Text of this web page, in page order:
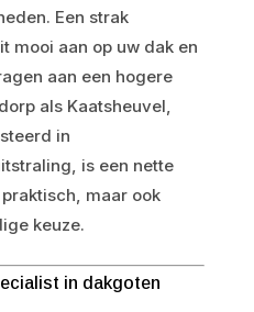
Een strak
mooi aan op uw dak en
aan een hogere
als Kaatsheuvel,
in
is een nette
maar ook
keuze.
in dakgoten